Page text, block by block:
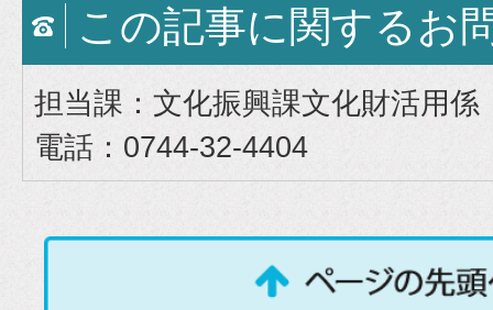
この記事に関するお
担当課：文化振興課文化財活用係
電話：0744-32-4404